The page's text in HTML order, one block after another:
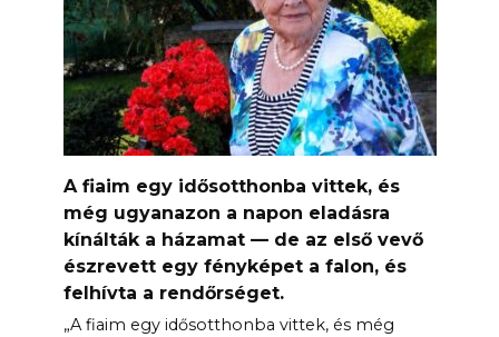
A fiaim egy idősotthonba vittek, és
még ugyanazon a napon eladásra
kínálták a házamat — de az első vevő
észrevett egy fényképet a falon, és
felhívta a rendőrséget.
„A fiaim egy idősotthonba vittek, és még